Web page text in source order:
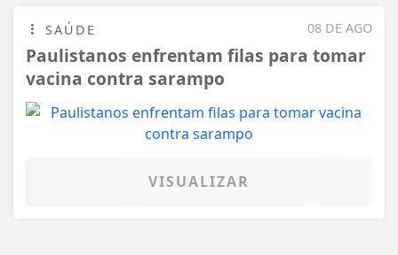
08 DE AGO
SAÚDE
Paulistanos enfrentam filas para tomar
vacina contra sarampo
VISUALIZAR